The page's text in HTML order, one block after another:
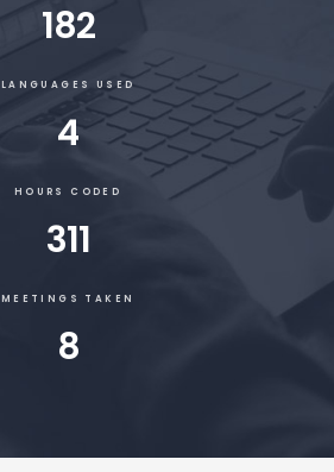
182
LANGUAGES USED
4
HOURS CODED
311
MEETINGS TAKEN
8